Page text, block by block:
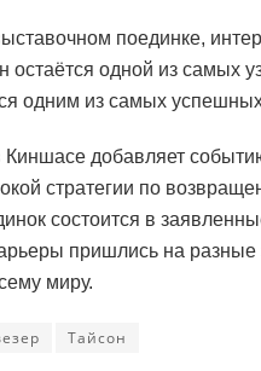
поединке,
остаётся одной из самых
одним из самых
добавляет
стратегии по
состоится в
пришлись на
миру.
Тайсон